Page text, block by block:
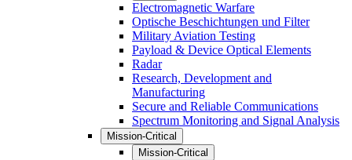
Electromagnetic Warfare
Optische Beschichtungen und Filter
Military Aviation Testing
Payload & Device Optical Elements
Radar
Research, Development and
Manufacturing
Secure and Reliable Communications
Spectrum Monitoring and Signal Analysis
Mission-Critical
Mission-Critical